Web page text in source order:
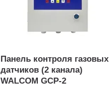
Панель контроля газовых
датчиков (2 канала)
WALCOM GCP-2